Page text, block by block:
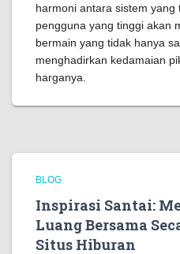
harmoni antara sistem
pengguna yang tinggi akan
bermain yang tidak hanya
menghadirkan kedamaian
harganya.
BLOG
Inspirasi Santai:
Luang Bersama
Situs Hiburan